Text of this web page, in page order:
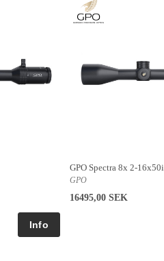
GPO Spectra 8x 2-16x50i
GPO
16495,00 SEK